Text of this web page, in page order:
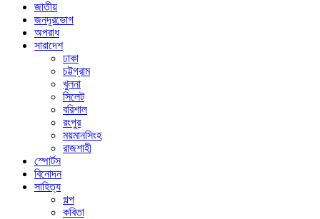
জাতীয়
জনদূরভোগ
অপরাধ
সারাদেশ
ঢাকা
চট্টগ্রাম
খুলনা
সিলেট
বরিশাল
রংপুর
ময়মানসিংহ
রাজশাহী
স্পোর্টস
বিনোদন
সাহিত্য
গল্প
কবিতা